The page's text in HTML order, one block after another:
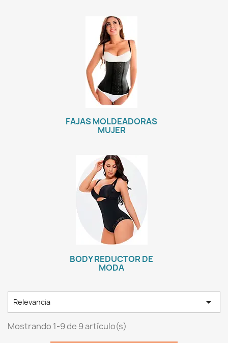
FAJAS MOLDEADORAS
MUJER
BODY REDUCTOR DE
MODA
Relevancia 
Mostrando 1-9 de 9 artículo(s)